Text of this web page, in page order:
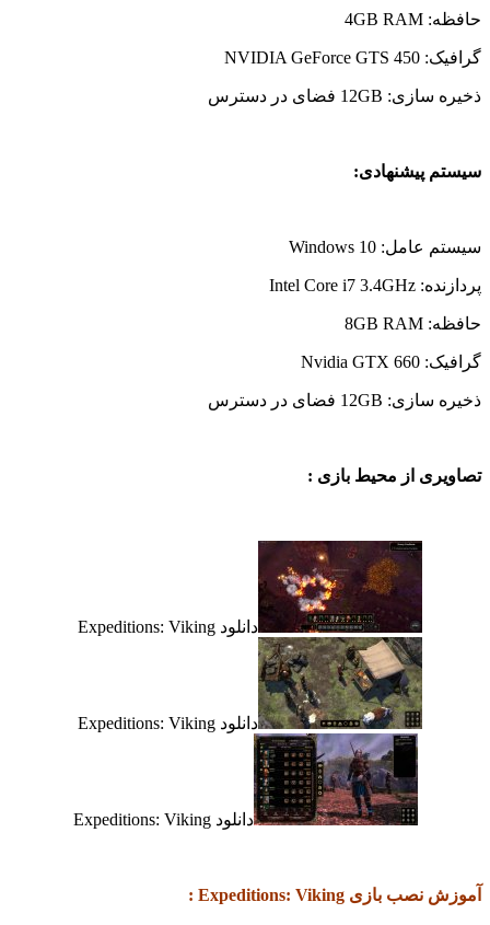
حافظه: 4GB RAM
گرافیک: NVIDIA GeForce GTS 450
ذخیره سازی: 12GB فضای در دسترس
سیستم پیشنهادی:
سیستم عامل: Windows 10
پردازنده: Intel Core i7 3.4GHz
حافظه: 8GB RAM
گرافیک: Nvidia GTX 660
ذخیره سازی: 12GB فضای در دسترس
تصاویری از محیط بازی :
دانلود Expeditions: Viking
دانلود Expeditions: Viking
دانلود Expeditions: Viking
آموزش نصب بازی Expeditions: Viking :